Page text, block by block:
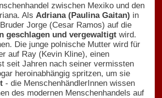
zwischen Mexiko und den
Als Adriana (Paulina Gaitan) in
Jorge (Cesar Ramos) auf die
geschlagen und vergewaltigt wird.
Die junge polnische Mutter wird für
auf Ray (Kevin Kline), einen
seit Jahren nach seiner vermissten
heroinabhängig spritzen, um sie
- die MenschenhändlerInnen wissen
des modernen Menschenhandels auf